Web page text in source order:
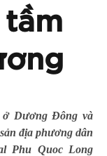
tầm
ở Dương Đông và
địa phương dân
Phu Quoc Long